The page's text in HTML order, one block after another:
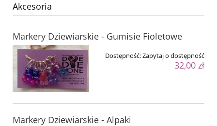
Akcesoria
Markery Dziewiarskie - Gumisie Fioletowe
Dostępność:Zapytaj o dostępność
32,00 zł
Markery Dziewiarskie - Alpaki